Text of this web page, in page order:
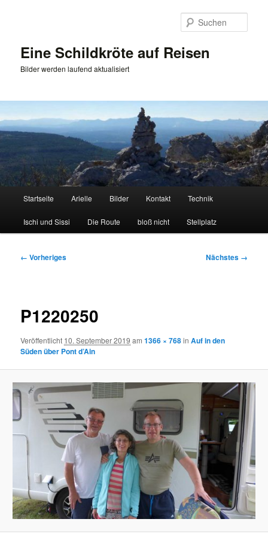
Eine Schildkröte auf Reisen
Bilder werden laufend aktualisiert
Startseite Arielle Bilder Kontakt Technik
Ischi und Sissi Die Route bloß nicht Stellplatz
Bilder-
← Vorheriges Nächstes →
P1220250
Veröffentlicht 10. September 2019 am1366 × 768inAuf in den
Süden über Pont d’Ain